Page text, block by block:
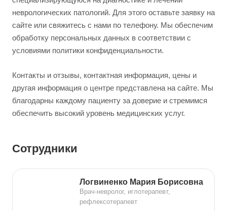
неврологических патологий. Для этого оставьте заявку на
сайте или свяжитесь с нами по телефону. Мы обеспечим
обработку персональных данных в соответствии с
условиями политики конфиденциальности.
Контакты и отзывы, контактная информация, цены и
другая информация о центре представлена на сайте. Мы
благодарны каждому пациенту за доверие и стремимся
обеспечить высокий уровень медицинских услуг.
Сотрудники
Логвиненко Мария Борисовна
Врач-невролог, иглотерапевт,
рефлексотерапевт